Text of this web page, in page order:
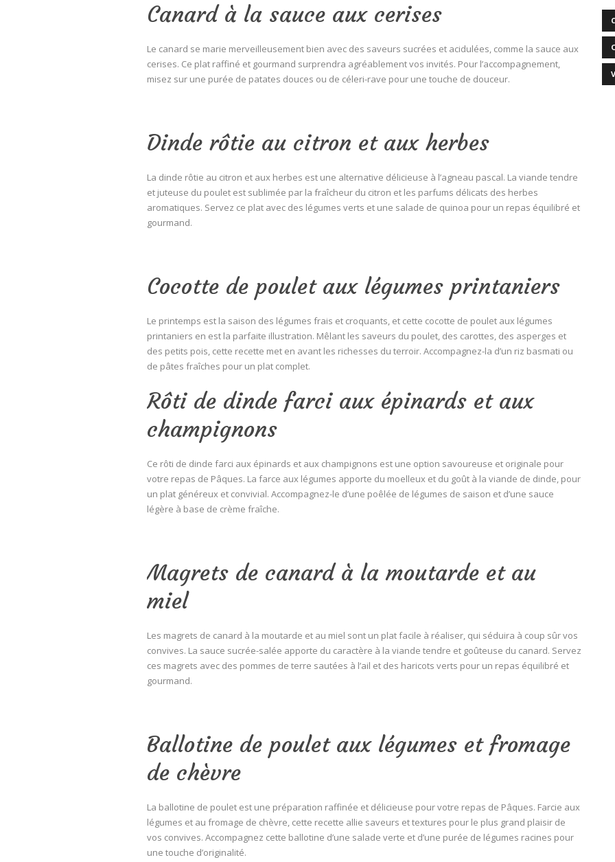
Canard à la sauce aux cerises
Le canard se marie merveilleusement bien avec des saveurs sucrées et acidulées, comme la sauce aux
cerises. Ce plat raffiné et gourmand surprendra agréablement vos invités. Pour l’accompagnement,
misez sur une purée de patates douces ou de céleri-rave pour une touche de douceur.
Dinde rôtie au citron et aux herbes
La dinde rôtie au citron et aux herbes est une alternative délicieuse à l’agneau pascal. La viande tendre
et juteuse du poulet est sublimée par la fraîcheur du citron et les parfums délicats des herbes
aromatiques. Servez ce plat avec des légumes verts et une salade de quinoa pour un repas équilibré et
gourmand.
Cocotte de poulet aux légumes printaniers
Le printemps est la saison des légumes frais et croquants, et cette cocotte de poulet aux légumes
printaniers en est la parfaite illustration. Mêlant les saveurs du poulet, des carottes, des asperges et
des petits pois, cette recette met en avant les richesses du terroir. Accompagnez-la d’un riz basmati ou
de pâtes fraîches pour un plat complet.
Rôti de dinde farci aux épinards et aux
champignons
Ce rôti de dinde farci aux épinards et aux champignons est une option savoureuse et originale pour
votre repas de Pâques. La farce aux légumes apporte du moelleux et du goût à la viande de dinde, pour
un plat généreux et convivial. Accompagnez-le d’une poêlée de légumes de saison et d’une sauce
légère à base de crème fraîche.
Magrets de canard à la moutarde et au
miel
Les magrets de canard à la moutarde et au miel sont un plat facile à réaliser, qui séduira à coup sûr vos
convives. La sauce sucrée-salée apporte du caractère à la viande tendre et goûteuse du canard. Servez
ces magrets avec des pommes de terre sautées à l’ail et des haricots verts pour un repas équilibré et
gourmand.
Ballotine de poulet aux légumes et fromage
de chèvre
La ballotine de poulet est une préparation raffinée et délicieuse pour votre repas de Pâques. Farcie aux
légumes et au fromage de chèvre, cette recette allie saveurs et textures pour le plus grand plaisir de
vos convives. Accompagnez cette ballotine d’une salade verte et d’une purée de légumes racines pour
une touche d’originalité.